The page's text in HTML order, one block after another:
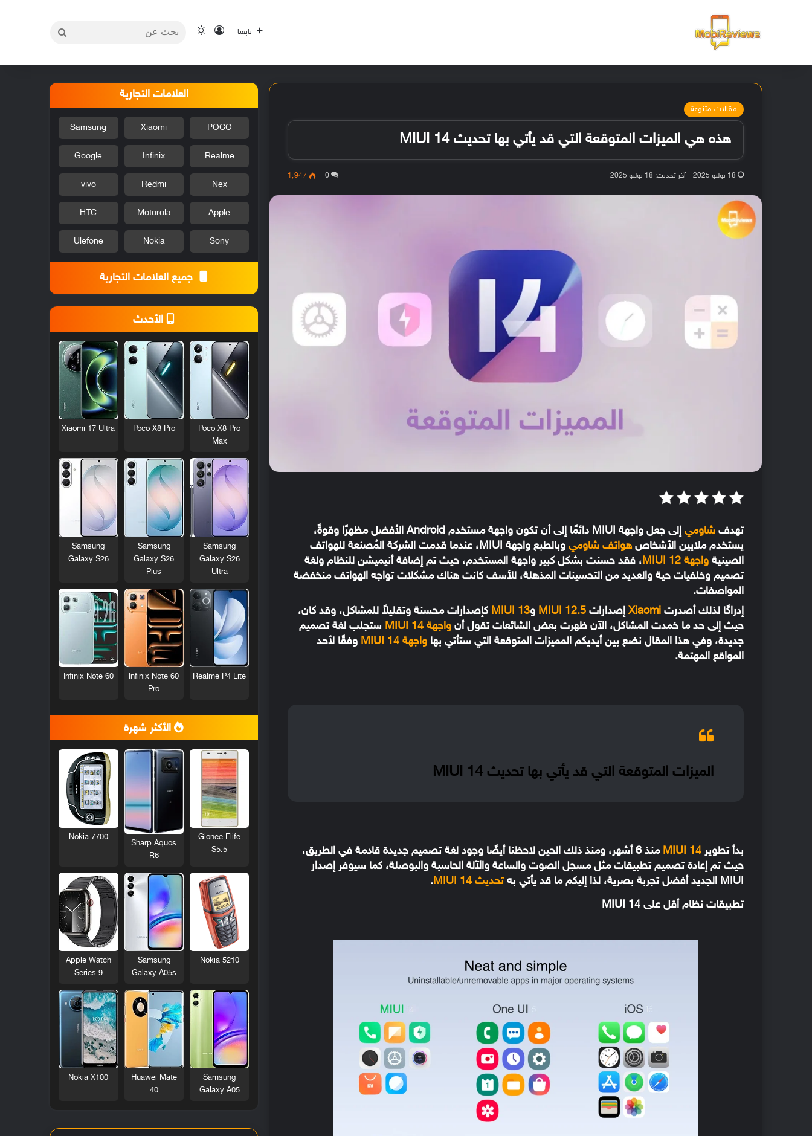
تابعنا تسجيل الدخول
الوضع المظلم
مقالات متنوعة
هذه هي الميزات المتوقعة التي قد يأتي بها تحديث MIUI 14
18 يوليو 2025 آخر تحديث: 18 يوليو 2025 0 1٬947
تهدف شاومي
إلى جعل واجهة MIUI دائمًا إلى أن تكون واجهة مستخدم Android الأفضل مظهرًا وقوةً،
يستخدم ملايين الأشخاصهواتف شاومي
وبالطبع واجهة MIUI، عندما قدمت الشركة المُصنعة للهواتف
الصينية واجهة MIUI 12
، فقد حسنت بشكل كبير واجهة المستخدم، حيث تم إضافة أنيميشن للنظام ولغة
تصميم وخلفيات حية والعديد من التحسينات المذهلة، للأسف كانت هناك مشكلات تواجه الهواتف منخفضة
المواصفات.
إدراكًا لذلك أصدرتXiaomi إصداراتMIUI 12.5 وMIUI 13 كإصدارات محسنة وتقليلاً للمشاكل، وقد كان،
حيث إلى حد ما خمدت المشاكل، الآن ظهرت بعض الشائعات تقول أنواجهة MIUI 14
ستجلب لغة تصميم
جديدة، وفي هذا المقال نضع بين أيديكم المميزات المتوقعة التي ستأتي بهاواجهة MIUI 14
وفقًا لأحد
المواقع المهتمة.
الميزات المتوقعة التي قد يأتي بها تحديث MIUI 14
بدأ تطويرMIUI 14
منذ 6 أشهر، ومنذ ذلك الحين لاحظنا أيضًا وجود لغة تصميم جديدة قادمة في الطريق،
حيث تم إعادة تصميم تطبيقات مثل مسجل الصوت والساعة والآلة الحاسبة والبوصلة، كما سيوفر إصدار
MIUI الجديد أفضل تجربة بصرية، لذا إليكم ما قد يأتي به
تحديث MIUI 14
.
تطبيقات نظام أقل على MIUI 14
العلامات التجارية
POCO
Xiaomi
Samsung
Realme
Infinix
Google
Nex
Redmi
vivo
Apple
Motorola
HTC
Sony
Nokia
Ulefone
جميع العلامات التجارية
الأحدث
Poco X8 Pro
Max
Poco X8 Pro
Xiaomi 17 Ultra
Samsung
Galaxy S26
Ultra
Samsung
Galaxy S26
Plus
Samsung
Galaxy S26
Realme P4 Lite
Infinix Note 60
Pro
Infinix Note 60
الأكثر شهرة
Gionee Elife
S5.5
Sharp Aquos
R6
Nokia 7700
Nokia 5210
Samsung
Galaxy A05s
Apple Watch
Series 9
Samsung
Galaxy A05
Huawei Mate
40
Nokia X100